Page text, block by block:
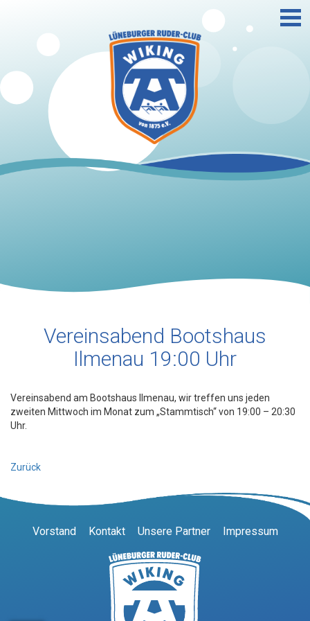
Vereinsabend Bootshaus
Ilmenau 19:00 Uhr
Vereinsabend am Bootshaus Ilmenau, wir treffen uns jeden
zweiten Mittwoch im Monat zum „Stammtisch“ von 19:00 – 20:30
Uhr.
Zurück
Vorstand Kontakt Unsere Partner Impressum